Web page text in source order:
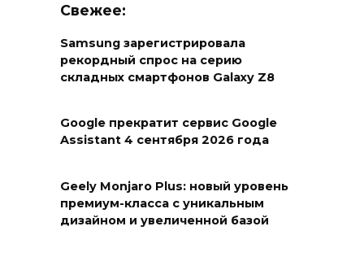
Свежее:
Samsung зарегистрировала
рекордный спрос на серию
складных смартфонов Galaxy Z8
Google прекратит сервис Google
Assistant 4 сентября 2026 года
Geely Monjaro Plus: новый уровень
премиум-класса с уникальным
дизайном и увеличенной базой